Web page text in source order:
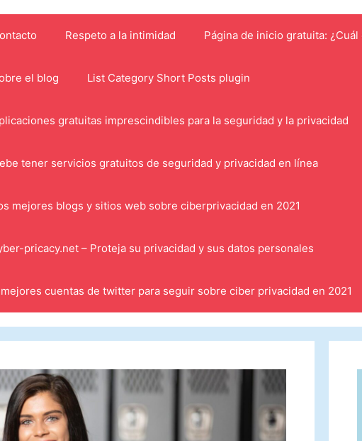
Respeto a la intimidad Página de inicio gratuita:
el blog List Category Short Posts plugin
gratuitas imprescindibles para la seguridad y la privacidad
tener servicios gratuitos de seguridad y privacidad en línea
mejores blogs y sitios web sobre ciberprivacidad en 2021
pricacy.net – Proteja su privacidad y sus datos personales
cuentas de twitter para seguir sobre ciber privacidad en 2021